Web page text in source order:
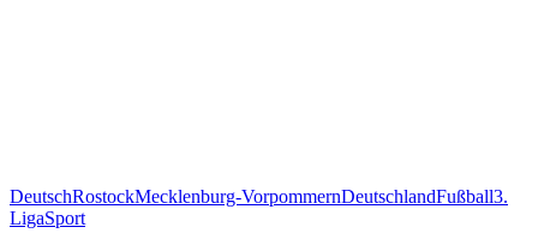
DeutschRostockMecklenburg-VorpommernDeutschlandFußball3.
LigaSport